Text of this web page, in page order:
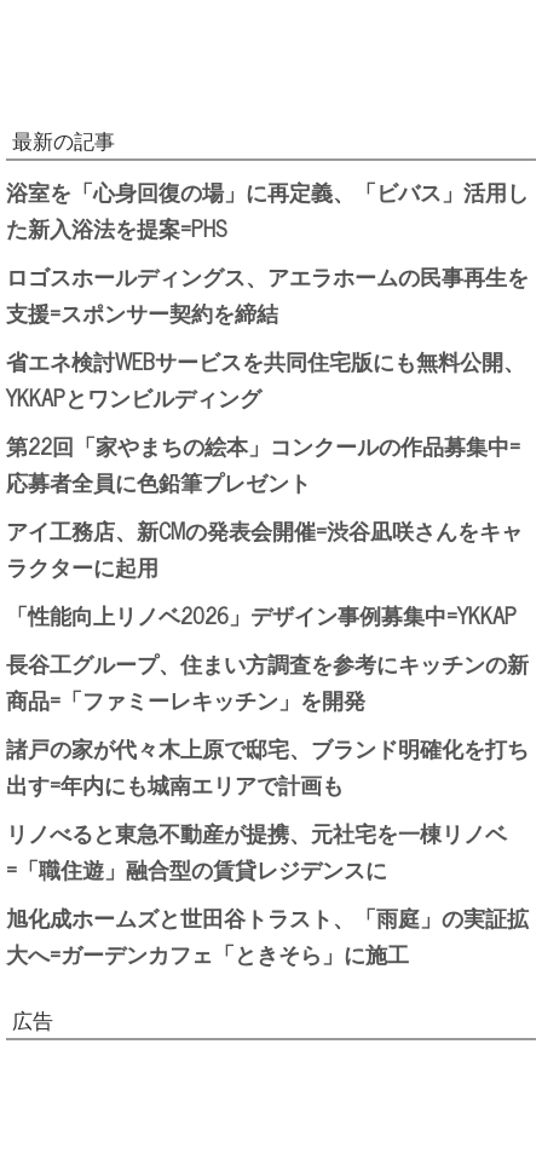
最新の記事
浴室を「心身回復の場」に再定義、「ビバス」活用し
た新入浴法を提案=PHS
ロゴスホールディングス、アエラホームの民事再生を
支援=スポンサー契約を締結
省エネ検討WEBサービスを共同住宅版にも無料公開、
YKKAPとワンビルディング
第22回「家やまちの絵本」コンクールの作品募集中=
応募者全員に色鉛筆プレゼント
アイ工務店、新CMの発表会開催=渋谷凪咲さんをキャ
ラクターに起用
「性能向上リノベ2026」デザイン事例募集中=YKKAP
長谷工グループ、住まい方調査を参考にキッチンの新
商品=「ファミーレキッチン」を開発
諸戸の家が代々木上原で邸宅、ブランド明確化を打ち
出す=年内にも城南エリアで計画も
リノべると東急不動産が提携、元社宅を一棟リノベ
=「職住遊」融合型の賃貸レジデンスに
旭化成ホームズと世田谷トラスト、「雨庭」の実証拡
大へ=ガーデンカフェ「ときそら」に施工
広告